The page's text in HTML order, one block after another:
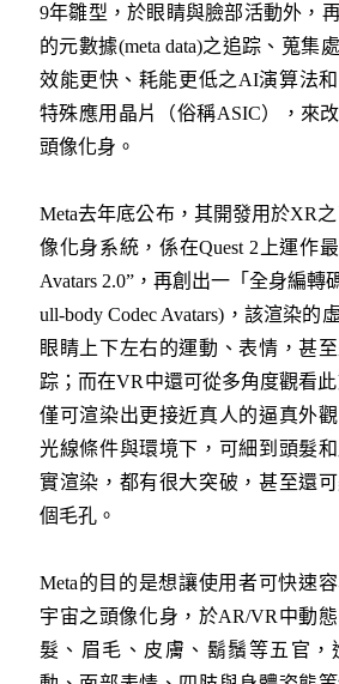
9年雛型，於眼睛與臉部活動外，
的元數據(meta data)之追踪、蒐集
效能更快、耗能更低之AI演算法
特殊應用晶片（俗稱ASIC），來
頭像化身。
Meta去年底公布，其開發用於XR
像化身系統，係在Quest 2上運作
Avatars 2.0”，再創出一「全身編轉
ull-body Codec Avatars)，該渲染的
眼睛上下左右的運動、表情，甚
踪；而在VR中還可從多角度觀看
僅可渲染出更接近真人的逼真外
光線條件與環境下，可細到頭髮
實渲染，都有很大突破，甚至還
個毛孔。
Meta的目的是想讓使用者可快速
宇宙之頭像化身，於AR/VR中動
髮、眉毛、皮膚、鬍鬚等五官，